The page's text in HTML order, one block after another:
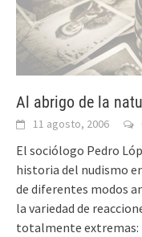
Al abrigo de la
11 agosto, 2006
El sociólogo Pedro
historia del nudismo
de diferentes modos
la variedad de
totalmente extremas: